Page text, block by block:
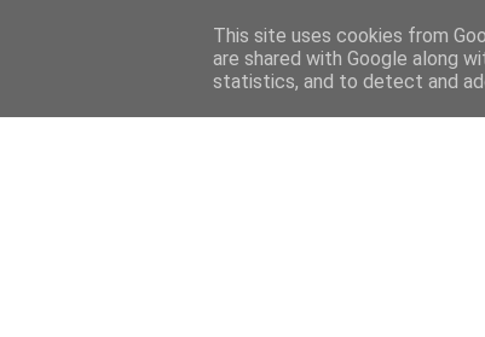
STRONA GŁÓWNA WOKÓŁ TEATRU
This site uses cookies from
are shared with Google along
statistics, and to detect and